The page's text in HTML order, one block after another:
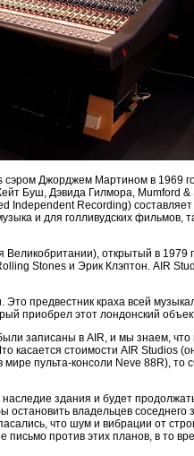
Джорджем Мартином в 1969
Буш, Дэвида Гилмора, Mumford &
Recording) составляет
и для голливудских фильмов,
открытый в 1979
Stones и Эрик Клэптон. AIR
предвестник краха всей
приобрел этот лондонский
записаны в AIR, и мы знаем,
касается стоимости AIR Studios
пульта-консоли Neve 88R), то
здания и будет
владельцев соседнего
что шум и вибрации от
против этих планов, в то